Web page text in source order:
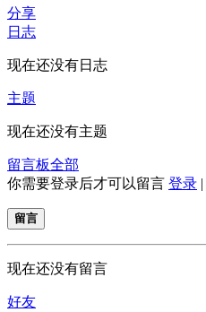
分享
日志
现在还没有日志
主题
现在还没有主题
留言板全部
你需要登录后才可以留言 登录 |
留言
现在还没有留言
好友